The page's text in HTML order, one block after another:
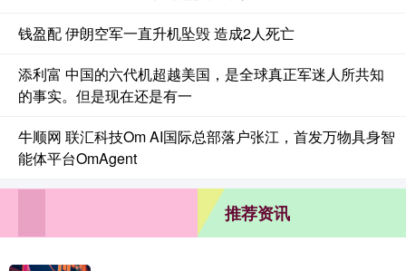
钱盈配 伊朗空军一直升机坠毁 造成2人死亡
添利富 中国的六代机超越美国，是全球真正军迷人所共知
的事实。但是现在还是有一
牛顺网 联汇科技Om AI国际总部落户张江，首发万物具身智
能体平台OmAgent
推荐资讯